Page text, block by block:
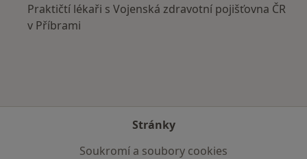
Praktičtí lékaři s Vojenská zdravotní pojišťovna ČR
v Příbrami
Stránky
Soukromí a soubory cookies